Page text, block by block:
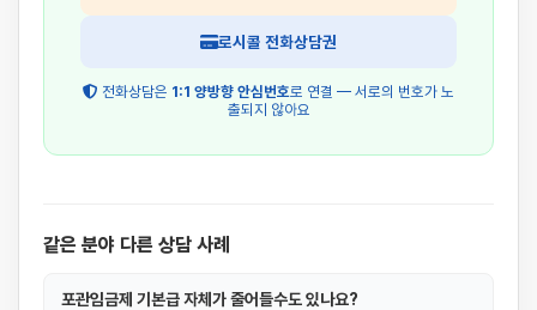
로시콜 전화상담권
전화상담은 1:1 양방향 안심번호로 연결 — 서로의 번호가 노
출되지 않아요
같은 분야 다른 상담 사례
포관임금제 기본급 자체가 줄어들수도 있나요?